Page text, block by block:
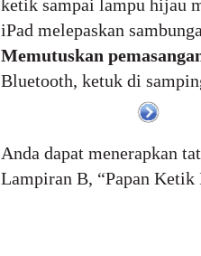
ketik sampai lampu hijau
iPad melepaskan
Memutuskan
Bluetooth, ketuk di
Anda dapat menerapkan
Lampiran B, “Papan Ketik